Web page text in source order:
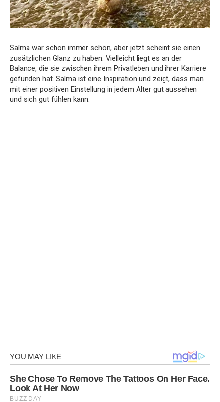
Salma war schon immer schön, aber jetzt scheint sie einen
zusätzlichen Glanz zu haben. Vielleicht liegt es an der
Balance, die sie zwischen ihrem Privatleben und ihrer Karriere
gefunden hat. Salma ist eine Inspiration und zeigt, dass man
mit einer positiven Einstellung in jedem Alter gut aussehen
und sich gut fühlen kann.